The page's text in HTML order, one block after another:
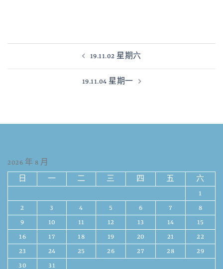
19.11.02 星期六
19.11.04 星期一
2026 年 8 月
日 一 二 三 四 五
六
1
2
3 4 5 6 7
8
9
10 11 12 13 14
15
16
17 18 19 20 21
22
23
24 25 26 27 28
29
30
31